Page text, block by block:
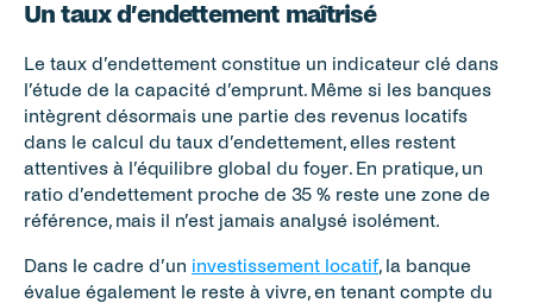
Un taux d’endettement maîtrisé
Le taux d’endettement constitue un indicateur clé dans
l’étude de la capacité d’emprunt. Même si les banques
intègrent désormais une partie des revenus locatifs
dans le calcul du taux d’endettement, elles restent
attentives à l’équilibre global du foyer. En pratique, un
ratio d’endettement proche de 35 % reste une zone de
référence, mais il n’est jamais analysé isolément.
Dans le cadre d’un investissement locatif, la banque
évalue également le reste à vivre, en tenant compte du